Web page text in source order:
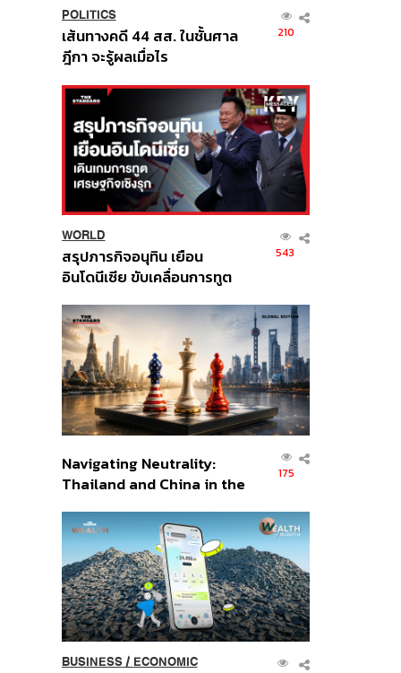
POLITICS
เส้นทางคดี 44 สส. ในชั้นศาล
ฎีกา จะรู้ผลเมื่อไร
210
WORLD
สรุปภารกิจอนุทิน เยือน
อินโดนีเซีย ขับเคลื่อนการทูต
ส่วนยุทธศาสตร์ไทย –
อินโดนีเซีย
543
Navigating Neutrality:
Thailand and China in the
Order
175
BUSINESS/ ECONOMIC